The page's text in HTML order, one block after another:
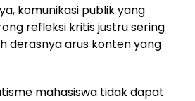
komunikasi publik yang
refleksi kritis justru sering
derasnya arus konten yang
mahasiswa tidak dapat